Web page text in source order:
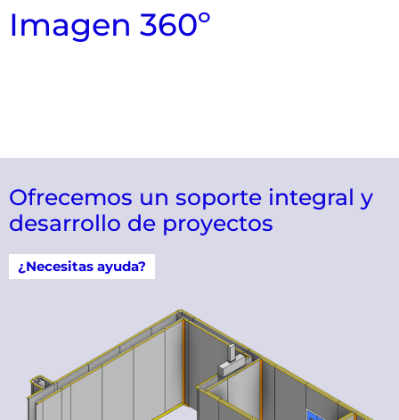
Imagen 360º
Ofrecemos un soporte integral y
desarrollo de proyectos
¿Necesitas ayuda?